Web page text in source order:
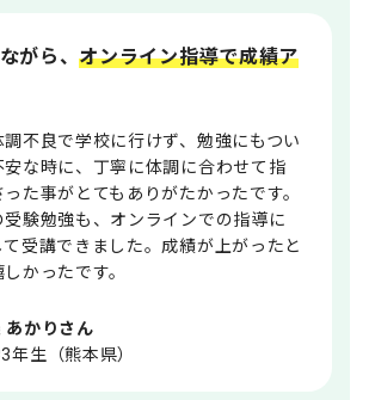
あかりさん
年生（熊本県）
がら、オンライン指導で成績ア
不良で学校に行けず、勉強にもつい
安な時に、丁寧に体調に合わせて指
た事がとてもありがたかったです。
受験勉強も、オンラインでの指導に
て受講できました。成績が上がったと
かったです。